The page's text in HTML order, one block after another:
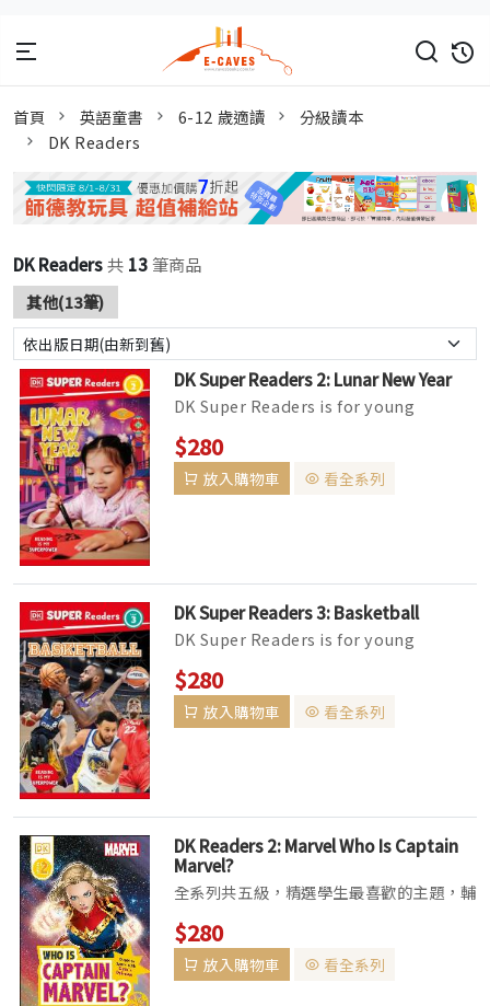
首頁 英語童書 6-12 歲適讀
分級讀本
DK Readers
DK Readers共 13筆商品
其他(13筆)
DK Super Readers 2: Lunar New Year
DK Super Readers is for young
readers aged 3 to 11, the series will
transport your child into the ex...
$280
放入購物車 看全系列
DK Super Readers 3: Basketball
DK Super Readers is for young
readers aged 3 to 11, the series will
transport your child into the ex...
$280
放入購物車 看全系列
DK Readers 2: Marvel Who Is Captain
Marvel?
全系列共五級，精選學生最喜歡的主題，輔
以真實的照片、生動的插畫，適齡的故事內
容更能激發學生閱讀興趣。 Pre-Level
1：標記常見單字及跨頁的Picture Word
$280
放入購物車 看全系列